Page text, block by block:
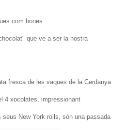
com bones
que ve a ser la nostra
fresca de les vaques de la Cerdanya
4 xocolates, impressionant
New York rolls, són una passada